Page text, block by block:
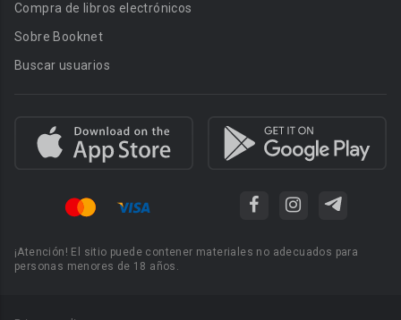
Compra de libros electrónicos
Sobre Booknet
Buscar usuarios
¡Atención! El sitio puede contener materiales no adecuados para
personas menores de 18 años.